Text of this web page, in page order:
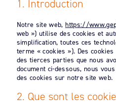
1. Introduction
Notre site web, https://
web ») utilise des cookies et
simplification, toutes ces
terme « cookies »). Des
des tierces parties que nous
document ci-dessous, nous
des cookies sur notre site web.
2. Que sont les